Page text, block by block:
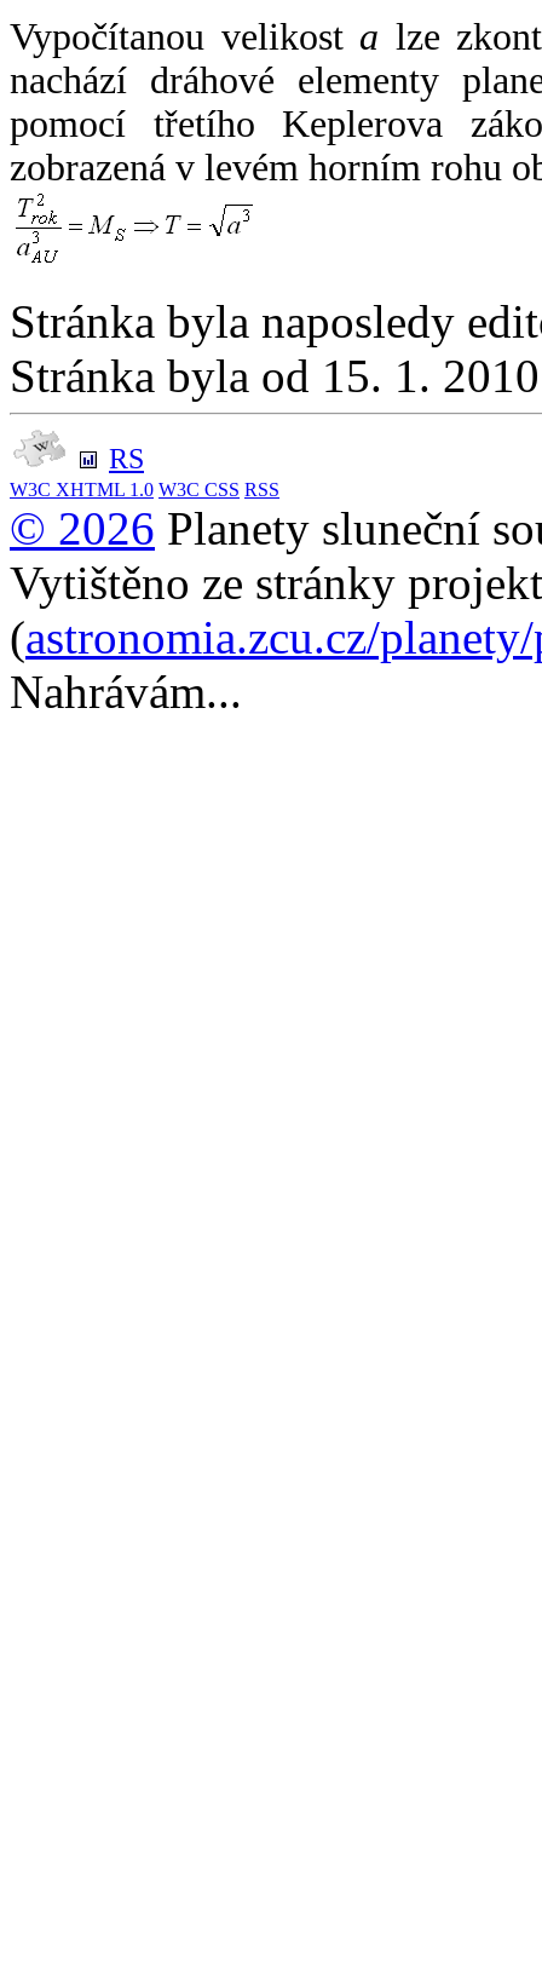
Vypočítanou velikost a lze
nachází dráhové elementy
pomocí třetího Keplerova
zobrazená v levém horním rohu
Stránka byla naposledy
Stránka byla od 15. 1.
RS
W3C XHTML 1.0 W3C CSS RSS
© 2026 Planety sluneční
Vytištěno ze stránky
(astronomia.zcu.cz/
Nahrávám...